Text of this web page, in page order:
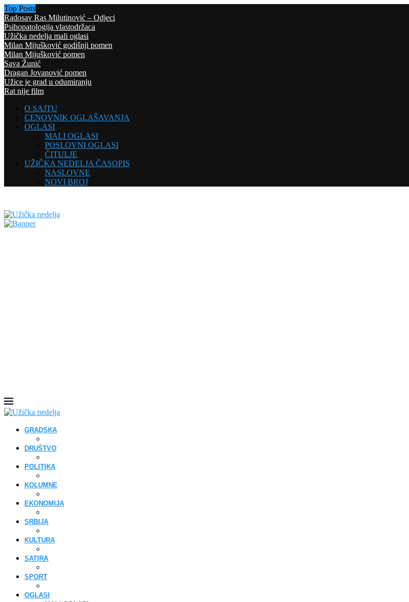
Top Posts
Radosav Ras Milutinović – Odjeci
Psihopatologija vlastodržaca
Užička nedelja mali oglasi
Milan Mijušković godišnji pomen
Milan Mijušković pomen
Sava Žunić
Dragan Jovanović pomen
Užice je grad u odumiranju
Rat nije film
O SAJTU
CENOVNIK OGLAŠAVANJA
OGLASI
MALI OGLASI
POSLOVNI OGLASI
ČITULJE
UŽIČKA NEDELJA ČASOPIS
NASLOVNE
NOVI BROJ
GRADSKA
DRUŠTVO
POLITIKA
KOLUMNE
EKONOMIJA
SRBIJA
KULTURA
SATIRA
SPORT
OGLASI